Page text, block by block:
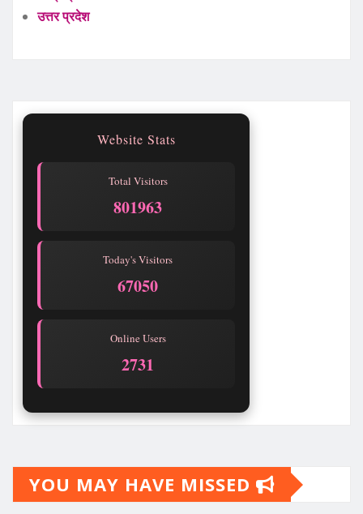
उत्तर प्रदेश
Website Stats
Total Visitors
801963
Today's Visitors
67050
Online Users
2731
YOU MAY HAVE MISSED